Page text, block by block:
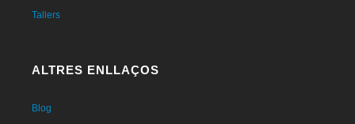
Tallers
ALTRES ENLLAÇOS
Blog